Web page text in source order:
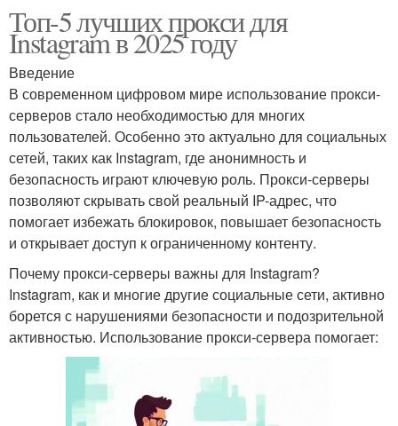
Топ-5 лучших прокси для
Instagram в 2025 году
Введение
В современном цифровом мире использование прокси-
серверов стало необходимостью для многих
пользователей. Особенно это актуально для социальных
сетей, таких как Instagram, где анонимность и
безопасность играют ключевую роль. Прокси-серверы
позволяют скрывать свой реальный IP-адрес, что
помогает избежать блокировок, повышает безопасность
и открывает доступ к ограниченному контенту.
Почему прокси-серверы важны для Instagram?
Instagram, как и многие другие социальные сети, активно
борется с нарушениями безопасности и подозрительной
активностью. Использование прокси-сервера помогает: